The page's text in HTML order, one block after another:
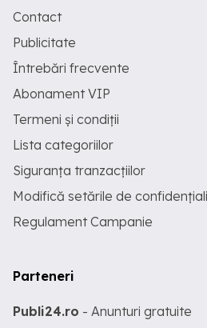
Contact
Publicitate
Întrebări frecvente
Abonament VIP
Termeni și condiții
Lista categoriilor
Siguranța tranzacțiilor
Modifică setările de
Regulament Campanie
Parteneri
Publi24.ro - Anunturi gratuite